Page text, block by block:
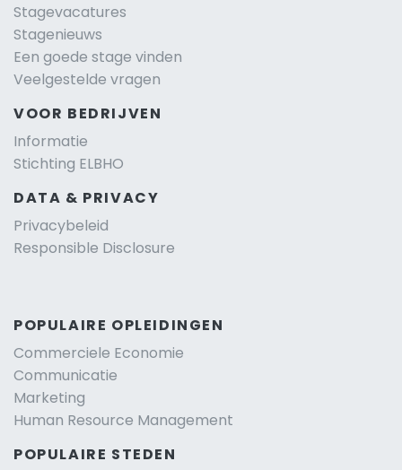
Stagevacatures
Stagenieuws
Een goede stage vinden
Veelgestelde vragen
VOOR BEDRIJVEN
Informatie
Stichting ELBHO
DATA & PRIVACY
Privacybeleid
Responsible Disclosure
POPULAIRE OPLEIDINGEN
Commerciele Economie
Communicatie
Marketing
Human Resource Management
POPULAIRE STEDEN